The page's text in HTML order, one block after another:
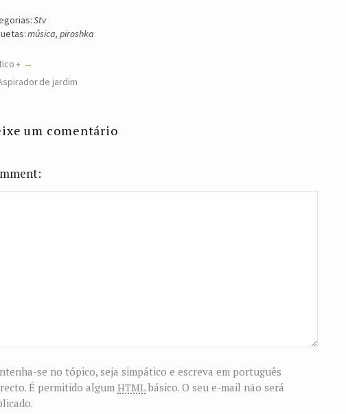
Stv
música, piroshka
+
de jardim
um comentário
se no tópico, seja simpático e escreva em português
É permitido algum htmlbásico. O seu e-mail não será